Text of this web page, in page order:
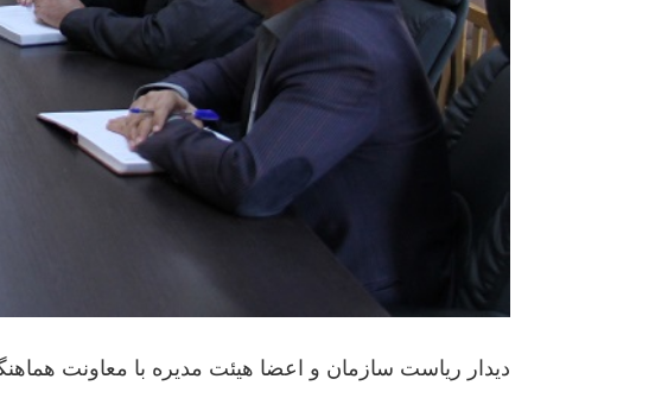
دیدار ریاست سازمان و اعضا هیئت مدیره با معاونت